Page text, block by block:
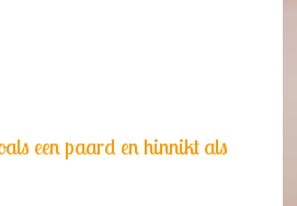
een paard en hinnikt als